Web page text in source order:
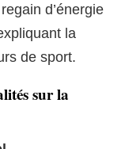
d’énergie
la
de sport.
sur la